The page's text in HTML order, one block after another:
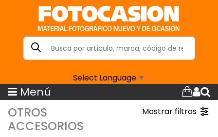
Select Language ▼
Menú
OTROS
ACCESORIOS
Mostrar filtros